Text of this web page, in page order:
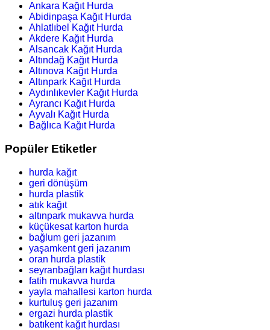
Ankara Kağıt Hurda
Abidinpaşa Kağıt Hurda
Ahlatlıbel Kağıt Hurda
Akdere Kağıt Hurda
Alsancak Kağıt Hurda
Altındağ Kağıt Hurda
Altınova Kağıt Hurda
Altınpark Kağıt Hurda
Aydınlıkevler Kağıt Hurda
Ayrancı Kağıt Hurda
Ayvalı Kağıt Hurda
Bağlıca Kağıt Hurda
Popüler Etiketler
hurda kağıt
geri dönüşüm
hurda plastik
atık kağıt
altınpark mukavva hurda
küçükesat karton hurda
bağlum geri jazanım
yaşamkent geri jazanım
oran hurda plastik
seyranbağları kağıt hurdası
fatih mukavva hurda
yayla mahallesi karton hurda
kurtuluş geri jazanım
ergazi hurda plastik
batıkent kağıt hurdası